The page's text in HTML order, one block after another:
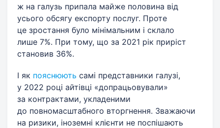
ж на галузь припала майже половина від
усього обсягу експорту послуг. Проте
це зростання було мінімальним і склало
лише 7%. При тому, що за 2021 рік приріст
становив 36%.
І як пояснюють самі представники галузі,
у 2022 році айтівці «допрацьовували»
за контрактами, укладеними
до повномасштабного вторгнення. Зважаючи
на ризики, іноземні клієнти не поспішають